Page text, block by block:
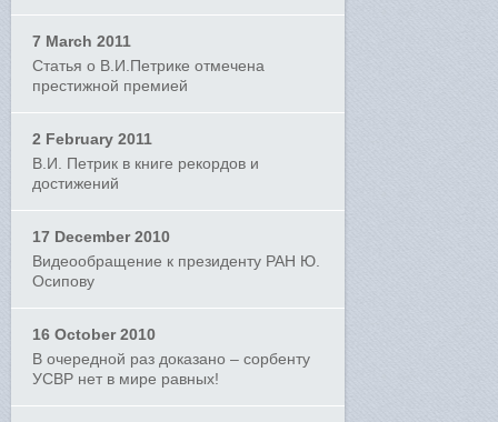
7 March 2011
Статья о В.И.Петрике отмечена
престижной премией
2 February 2011
В.И. Петрик в книге рекордов и
достижений
17 December 2010
Видеообращение к президенту РАН Ю.
Осипову
16 October 2010
В очередной раз доказано – сорбенту
УСВР нет в мире равных!